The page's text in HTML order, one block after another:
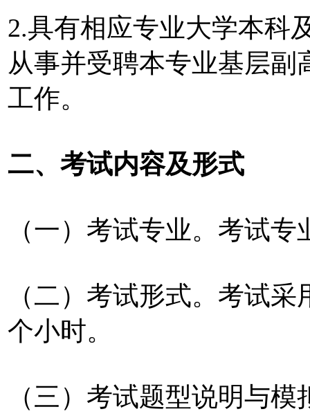
2.具有相应专业大学本科
从事并受聘本专业基层副
工作。
二、考试内容及形式
（一）考试专业。考试
（二）考试形式。考试
个小时。
（三）考试题型说明与